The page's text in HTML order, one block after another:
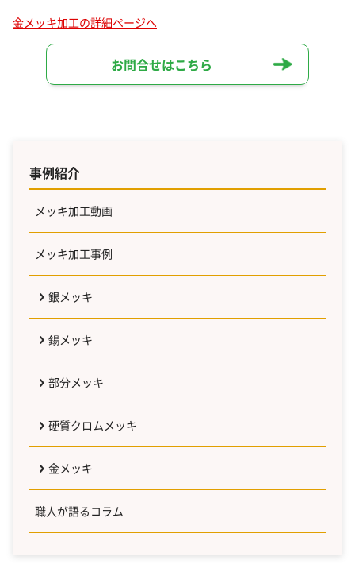
金メッキ加工の詳細ページへ
お問合せはこちら
事例紹介
メッキ加工動画
メッキ加工事例
銀メッキ
錫メッキ
部分メッキ
硬質クロムメッキ
金メッキ
職人が語るコラム